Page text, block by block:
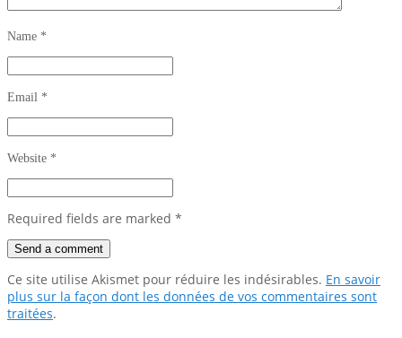
Name *
Email *
Website *
Required fields are marked *
Ce site utilise Akismet pour réduire les indésirables. En savoir
plus sur la façon dont les données de vos commentaires sont
traitées.